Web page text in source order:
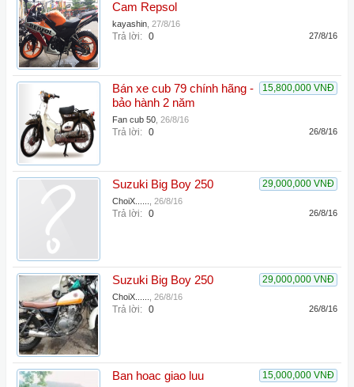
Cam Repsol
kayashin 27/8/16
Trả lời: 0 27/8/16
15,800,000 VNĐ
Bán xe cub 79 chính hãng -
bảo hành 2 năm
Fan cub 50 26/8/16
Trả lời: 0 26/8/16
29,000,000 VNĐ
Suzuki Big Boy 250
ChoiX...... 26/8/16
Trả lời: 0 26/8/16
29,000,000 VNĐ
Suzuki Big Boy 250
ChoiX...... 26/8/16
Trả lời: 0 26/8/16
15,000,000 VNĐ
Ban hoac giao luu